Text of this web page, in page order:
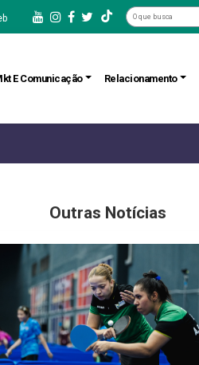
E Comunicação Relacionamento
Outras Notícias